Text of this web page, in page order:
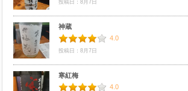
投稿日：8月7日
神蔵
4.0
投稿日：8月7日
寒紅梅
4.0